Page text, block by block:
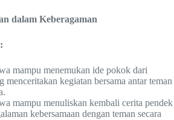
dalam Keberagaman
mampu menemukan ide pokok dari
menceritakan kegiatan bersama antar teman
mampu menuliskan kembali cerita pendek
kebersamaan dengan teman secara